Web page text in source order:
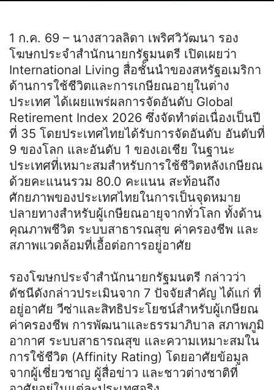
1 ก.ค. 69 – นางสาวลลิดา เพริศวิวัฒนา รอง
โฆษกประจำสำนักนายกรัฐมนตรี เปิดเผยว่า
International Living สื่อชั้นนำของสหรัฐอเมริกา
ด้านการใช้ชีวิตและการเกษียณอายุในต่าง
ประเทศ ได้เผยแพร่ผลการจัดอันดับ Global
Retirement Index 2026 ซึ่งจัดทำต่อเนื่องเป็นปี
ที่ 35 โดยประเทศไทยได้รับการจัดอันดับ อันดับที่
9 ของโลก และอันดับ 1 ของเอเชีย ในฐานะ
ประเทศที่เหมาะสมสำหรับการใช้ชีวิตหลังเกษียณ
ด้วยคะแนนรวม 80.0 คะแนน สะท้อนถึง
ศักยภาพของประเทศไทยในการเป็นจุดหมาย
ปลายทางสำหรับผู้เกษียณอายุจากทั่วโลก ทั้งด้าน
คุณภาพชีวิต ระบบสาธารณสุข ค่าครองชีพ และ
สภาพแวดล้อมที่เอื้อต่อการอยู่อาศัย
รองโฆษกประจำสำนักนายกรัฐมนตรี กล่าวว่า
ดัชนีดังกล่าวประเมินจาก 7 ปัจจัยสำคัญ ได้แก่ ที่
อยู่อาศัย วีซ่าและสิทธิประโยชน์สำหรับผู้เกษียณ
ค่าครองชีพ การพัฒนาและธรรมาภิบาล สภาพภูมิ
อากาศ ระบบสาธารณสุข และความเหมาะสมใน
การใช้ชีวิต (Affinity Rating) โดยอาศัยข้อมูล
จากผู้เชี่ยวชาญ ผู้สื่อข่าว และชาวต่างชาติที่